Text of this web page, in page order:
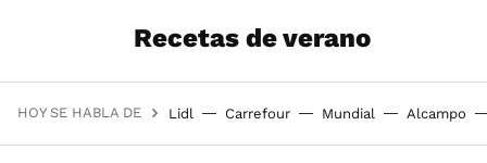
Recetas de verano
HOY SE HABLA DE Lidl Carrefour Mundial Alcampo